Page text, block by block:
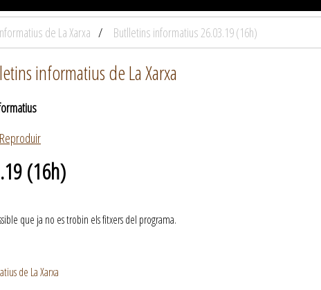
de La Xarxa Butlletins informatius 26.03.19 (16h)
informatius de La Xarxa
Reproduir
(16h)
que ja no es trobin els fitxers del programa.
de La Xarxa